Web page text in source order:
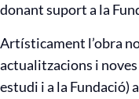
donant suport a la
Artísticament l’obra
actualitzacions i
estudi i a la Fundació)